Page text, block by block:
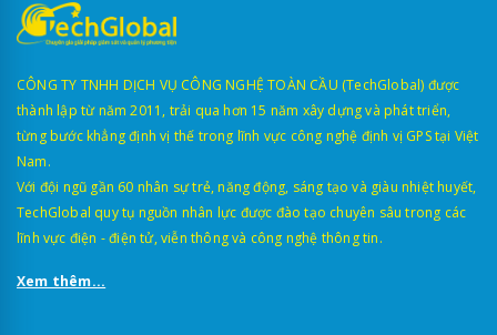
CÔNG TY TNHH DỊCH VỤ CÔNG NGHỆ TOÀN CẦU (TechGlobal) được
thành lập từ năm 2011, trải qua hơn 15 năm xây dựng và phát triển,
từng bước khẳng định vị thế trong lĩnh vực công nghệ định vị GPS tại Việt
Nam.
Với đội ngũ gần 60 nhân sự trẻ, năng động, sáng tạo và giàu nhiệt huyết,
TechGlobal quy tụ nguồn nhân lực được đào tạo chuyên sâu trong các
lĩnh vực điện - điện tử, viễn thông và công nghệ thông tin.
Xem thêm...